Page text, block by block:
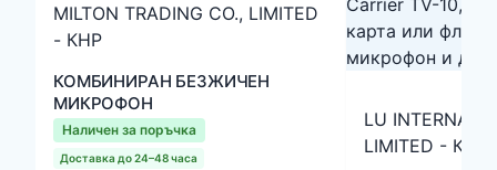
MILTON TRADING CO., LIMITED
- КНР
КОМБИНИРАН БЕЗЖИЧЕН
МИКРОФОН
Наличен за поръчка
Доставка до 24–48 часа
LU
LIMITED - КНР